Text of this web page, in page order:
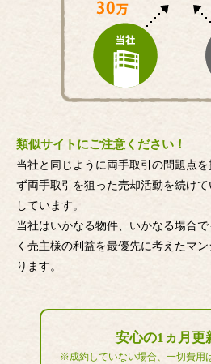
類似サイトにご注意ください！
当社と同じように両手取引の問題点
ず両手取引を狙った売却活動を続け
しています。
当社はいかなる物件、いかなる場合
く売主様の利益を最優先に考えたマ
ります。
安心の1ヵ月更
※成約していない場合、一切費用